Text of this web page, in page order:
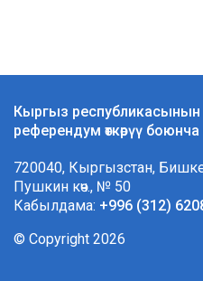
Кыргыз
референдум өткөрүү
720040, Кыргызстан,
Пушкин көч., № 50
Кабылдама: +996 (312)
© Copyright 2026